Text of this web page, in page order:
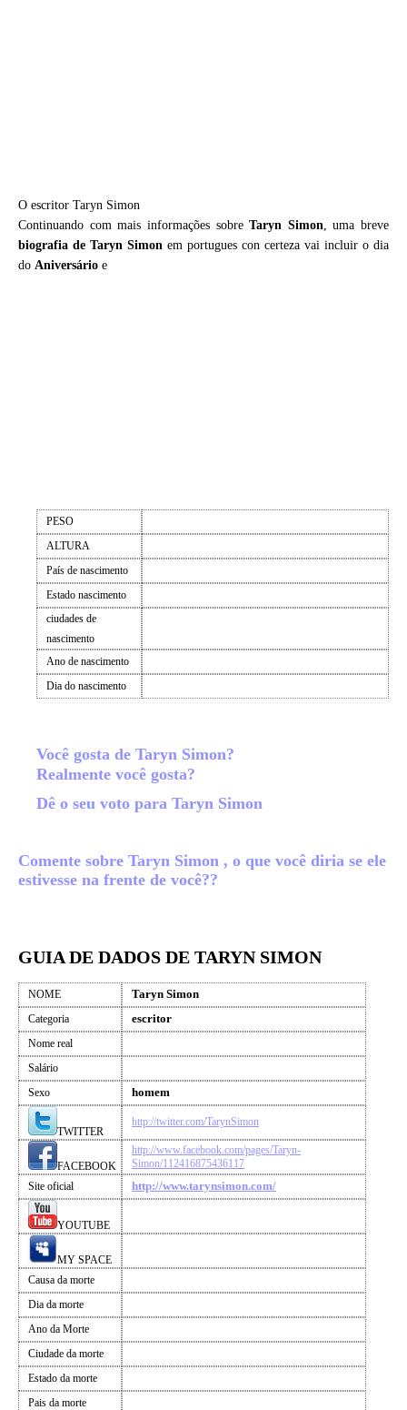
O escritor Taryn Simon
Continuando com mais informações sobreTaryn Simon, uma breve
biografia de Taryn Simon em portugues con certeza vai incluir o dia
do Aniversário e
PESO
ALTURA
País de nascimento
Estado nascimento
ciudades de
nascimento
Ano de nascimento
Dia do nascimento
Você gosta de Taryn Simon?
Realmente você gosta?
Dê o seu voto para Taryn Simon
Comente sobre Taryn Simon , o que você diria se ele
estivesse na frente de você??
GUIA DE DADOS DE TARYN SIMON
NOME Taryn Simon
Categoria escritor
Nome real
Salário
Sexo
homem
TWITTER
http://twitter.com/TarynSimon
FACEBOOK
http://www.facebook.com/pages/Taryn-
Simon/112416875436117
Site oficial
http://www.tarynsimon.com/
YOUTUBE
MY SPACE
Causa da morte
Dia da morte
Ano da Morte
Ciudade da morte
Estado da morte
Pais da morte